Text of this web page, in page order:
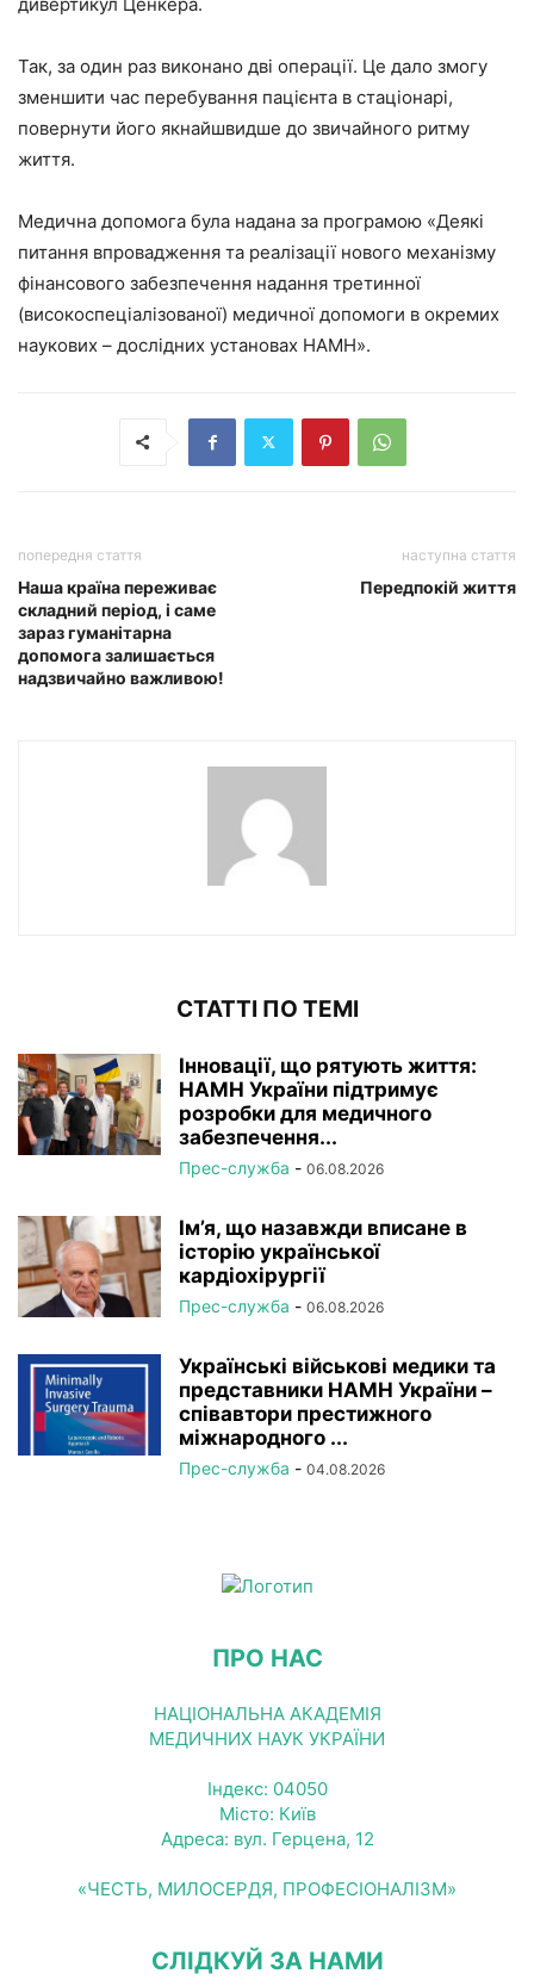
Так, за один раз виконано дві операції. Це дало змогу
зменшити час перебування пацієнта в стаціонарі,
повернути його якнайшвидше до звичайного ритму
життя.
Медична допомога була надана за програмою «Деякі
питання впровадження та реалізації нового механізму
фінансового забезпечення надання третинної
(високоспеціалізованої) медичної допомоги в окремих
наукових – дослідних установах НАМН».
попередня стаття
Наша країна переживає
складний період, і саме
зараз гуманітарна
допомога залишається
надзвичайно важливою!
наступна стаття
Передпокій життя
СТАТТІ ПО ТЕМІ
Інновації, що рятують життя:
НАМН України підтримує
розробки для медичного
забезпечення...
Прес-служба - 06.08.2026
Ім’я, що назавжди вписане в
історію української
кардіохірургії
Прес-служба - 06.08.2026
Українські військові медики та
представники НАМН України –
співавтори престижного
міжнародного ...
Прес-служба - 04.08.2026
ПРО НАС
НАЦІОНАЛЬНА АКАДЕМІЯ
МЕДИЧНИХ НАУК УКРАЇНИ
Індекс: 04050
Місто: Київ
Адреса: вул. Герцена, 12
«ЧЕСТЬ, МИЛОСЕРДЯ, ПРОФЕСІОНАЛІЗМ»
СЛІДКУЙ ЗА НАМИ